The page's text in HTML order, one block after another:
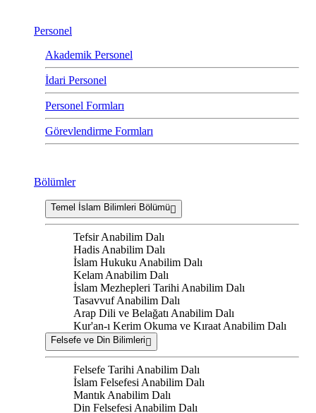
Personel
Akademik Personel
İdari Personel
Personel Formları
Görevlendirme Formları
Bölümler
Temel İslam Bilimleri Bölümü
Tefsir Anabilim Dalı
Hadis Anabilim Dalı
İslam Hukuku Anabilim Dalı
Kelam Anabilim Dalı
İslam Mezhepleri Tarihi Anabilim Dalı
Tasavvuf Anabilim Dalı
Arap Dili ve Belağatı Anabilim Dalı
Kur'an-ı Kerim Okuma ve Kıraat Anabilim Dalı
Felsefe ve Din Bilimleri
Felsefe Tarihi Anabilim Dalı
İslam Felsefesi Anabilim Dalı
Mantık Anabilim Dalı
Din Felsefesi Anabilim Dalı